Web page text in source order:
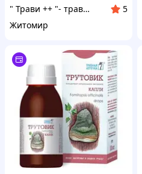
" Трави ++ "- трави,корiння,плоди,насiння,сухоцвiти
5
Житомир